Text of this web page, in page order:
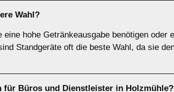
Wahl?
hohe Getränkeausgabe benötigen
Standgeräte oft die beste Wahl, da sie
für Büros und Dienstleister in Holzmühle?